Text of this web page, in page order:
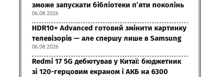
зможе запускати бібліотеки п’яти поколінь
06.08.2026
HDR10+ Advanced готовий змінити картинку
телевізорів — але спершу лише в Samsung
06.08.2026
Redmi 17 5G дебютував у Китаї: бюджетник
зі 120-герцовим екраном і АКБ на 6300